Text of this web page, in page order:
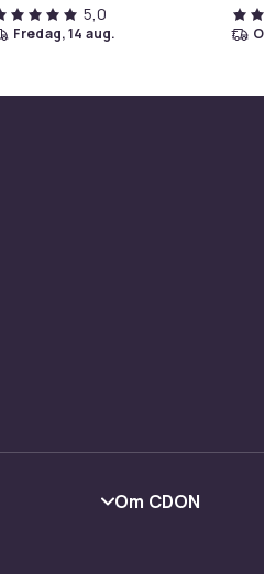
5,0
fredag, 14 aug.
Om CDON